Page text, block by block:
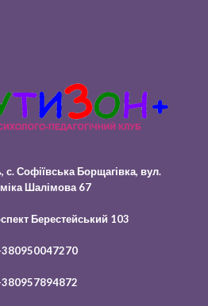
с. Софіївська Борщагівка, вул.
Шалімова 67
Берестейський 103